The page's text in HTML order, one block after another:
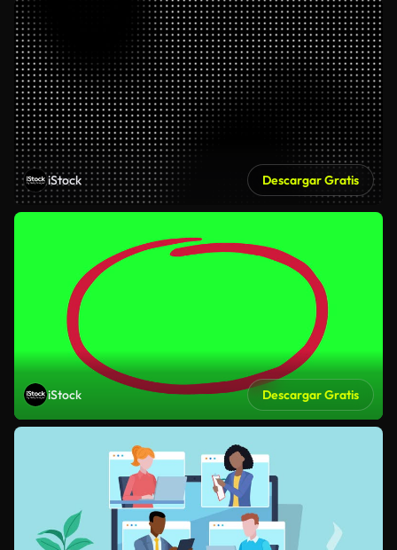
iStock Descargar Gratis
iStock Descargar Gratis